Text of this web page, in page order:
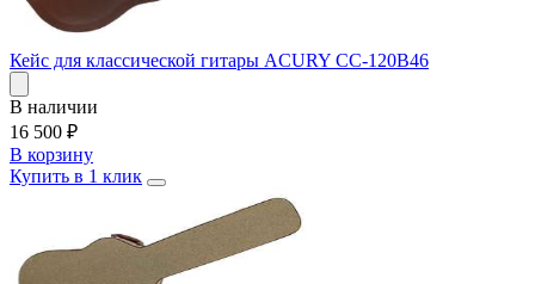
Кейс для классической гитары ACURY CC-120B46
В наличии
16 500 ₽
В корзину
Купить в 1 клик